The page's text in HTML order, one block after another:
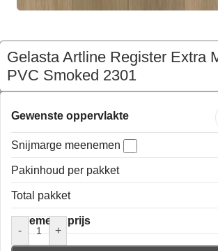
Gelasta Artline Register Extra
PVC Smoked 2301
€
Gewenste oppervlakte
Snijmarge meenemen
Pakinhoud per pakket
Total pakket
Algemene prijs
-
+